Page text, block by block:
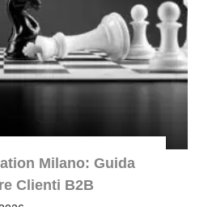
Milano: Guida
Clienti B2B